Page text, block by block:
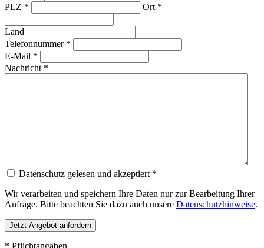
PLZ *
Ort *
Land
Telefonnummer *
E-Mail *
Nachricht *
Datenschutz gelesen und akzeptiert *
Wir verarbeiten und speichern Ihre Daten nur zur Bearbeitung Ihrer
Anfrage. Bitte beachten Sie dazu auch unsere Datenschutzhinweise.
* Pflichtangaben